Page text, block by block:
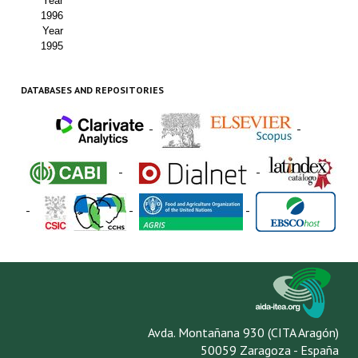
1996
Year
1995
DATABASES AND REPOSITORIES
- -
- -
- - -
Avda. Montañana 930 (CITA Aragón)
50059 Zaragoza - España